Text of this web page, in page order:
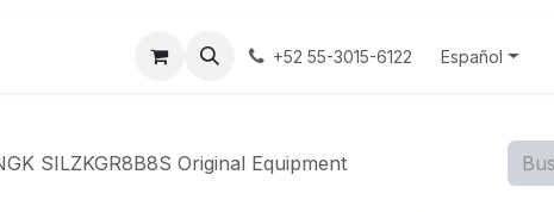
Terminos y Condiciones Aviso Privacidad
+52 55-3015-6122 Español
SILZKGR8B8S Original Equipment